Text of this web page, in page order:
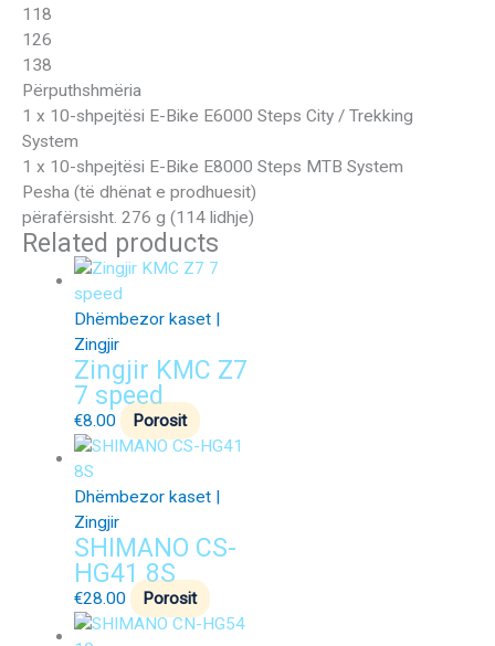
118
126
138
Përputhshmëria
1 x 10-shpejtësi E-Bike E6000 Steps City / Trekking
System
1 x 10-shpejtësi E-Bike E8000 Steps MTB System
Pesha (të dhënat e prodhuesit)
përafërsisht. 276 g (114 lidhje)
Related products
Dhëmbezor kaset |
Zingjir
Zingjir KMC Z7
7 speed
€8.00 Porosit
Dhëmbezor kaset |
Zingjir
SHIMANO CS-
HG41 8S
€28.00 Porosit